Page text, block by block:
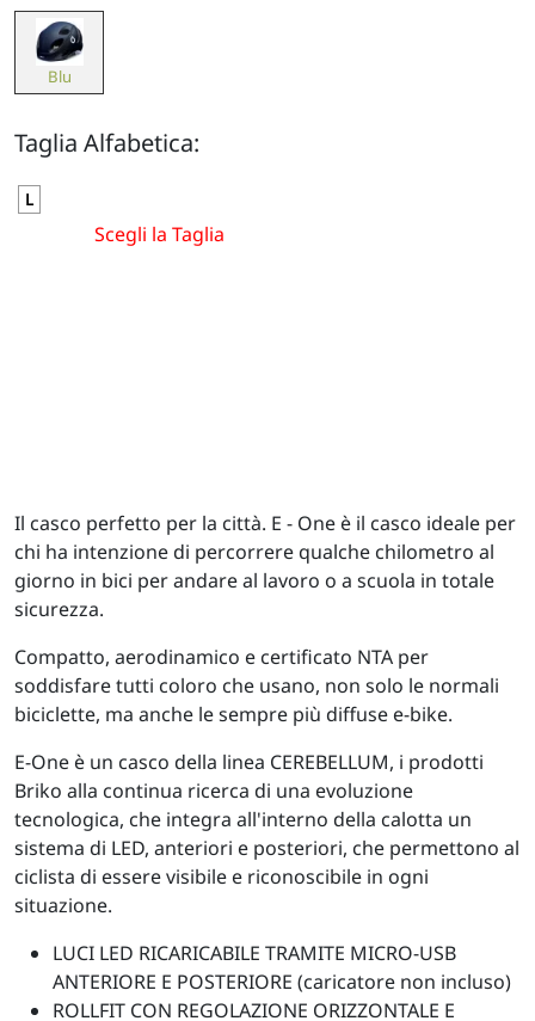
Blu
Taglia Alfabetica:
L
Scegli la Taglia
Il casco perfetto per la città. E - One è il casco ideale per
chi ha intenzione di percorrere qualche chilometro al
giorno in bici per andare al lavoro o a scuola in totale
sicurezza.
Compatto, aerodinamico e certificato NTA per
soddisfare tutti coloro che usano, non solo le normali
biciclette, ma anche le sempre più diffuse e-bike.
E-One è un casco della linea CEREBELLUM, i prodotti
Briko alla continua ricerca di una evoluzione
tecnologica, che integra all'interno della calotta un
sistema di LED, anteriori e posteriori, che permettono al
ciclista di essere visibile e riconoscibile in ogni
situazione.
LUCI LED RICARICABILE TRAMITE MICRO-USB
ANTERIORE E POSTERIORE (caricatore non incluso)
ROLLFIT CON REGOLAZIONE ORIZZONTALE E